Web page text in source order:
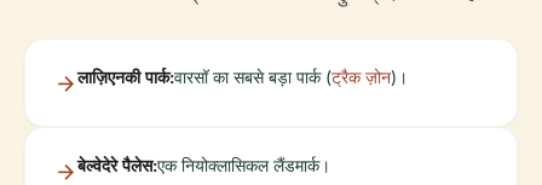
लाज़िएनकी पार्क:वारसॉ का सबसे बड़ा पार्क (ट्रैक ज़ोन)।
बेल्वेदेरे पैलेस:एक नियोक्लासिकल लैंडमार्क।